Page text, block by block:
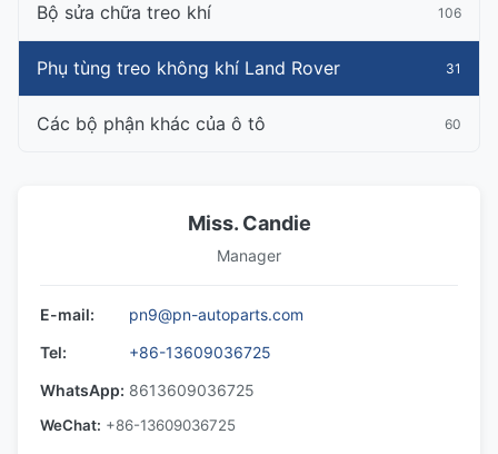
Bộ sửa chữa treo khí 106
Phụ tùng treo không khí Land Rover 31
Các bộ phận khác của ô tô 60
Miss. Candie
Manager
E-mail:
pn9@pn-autoparts.com
Tel:
+86-13609036725
WhatsApp: 8613609036725
WeChat: +86-13609036725